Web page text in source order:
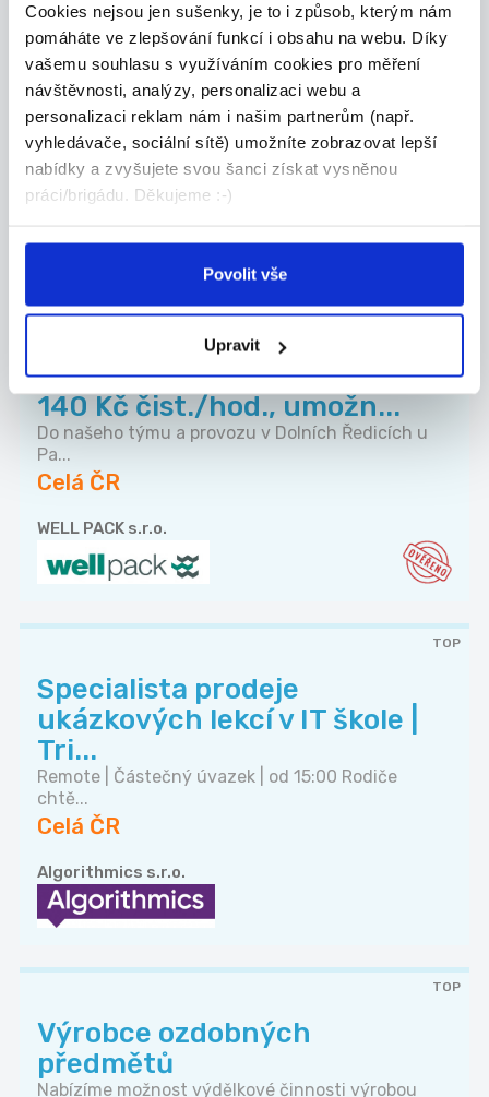
Cookies nejsou jen sušenky, je to i způsob, kterým nám
pomáháte ve zlepšování funkcí i obsahu na webu. Díky
vašemu souhlasu s využíváním cookies pro měření
návštěvnosti, analýzy, personalizaci webu a
personalizaci reklam nám i našim partnerům (např.
vyhledávače, sociální sítě) umožníte zobrazovat lepší
nabídky a zvyšujete svou šanci získat vysněnou
práci/brigádu. Děkujeme :-)
Povolit vše
Upravit
29.07.2026
Kurýr Bolt Food (Kolín)
Co vás čeká Budete doručovat jídla z nejoblíb...
Kolín
LKMV Services, s.r.o.
DALŠÍ NABÍDKY Z
Vykládka kamionů Pardubice,
140 Kč čist./hod., umožn...
Do našeho týmu a provozu v Dolních Ředicích u
Pa...
Celá ČR
WELL PACK s.r.o.
TOP
Specialista prodeje
ukázkových lekcí v IT škole |
Tri...
Remote | Částečný úvazek | od 15:00 Rodiče
chtě...
Celá ČR
Algorithmics s.r.o.
TOP
Výrobce ozdobných
předmětů
Nabízíme možnost výdělkové činnosti výrobou